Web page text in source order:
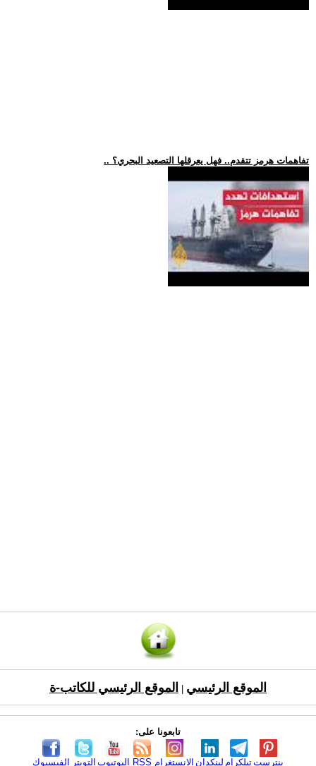
.. تفاهمات هرمز تتقدم.. فهل يعرقلها التصعيد البحري؟
الموقع الرئيسي الموقع الرئيسي للكاتب-ة
تابعونا على:
الفيسبوك التويتر اليوتيوب RSS الانستغرام لينكدإن تيلكرامبنترست